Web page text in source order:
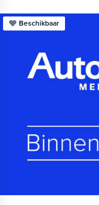
Beschikbaar